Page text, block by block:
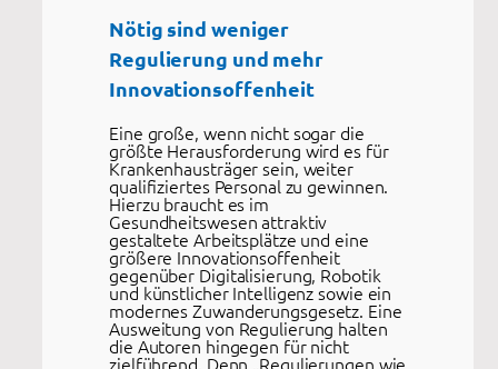
Nötig sind weniger
Regulierung und mehr
Innovationsoffenheit
Eine große, wenn nicht sogar die
größte Herausforderung wird es für
Krankenhausträger sein, weiter
qualifiziertes Personal zu gewinnen.
Hierzu braucht es im
Gesundheitswesen attraktiv
gestaltete Arbeitsplätze und eine
größere Innovationsoffenheit
gegenüber Digitalisierung, Robotik
und künstlicher Intelligenz sowie ein
modernes Zuwanderungsgesetz. Eine
Ausweitung von Regulierung halten
die Autoren hingegen für nicht
zielführend. Denn „Regulierungen wie